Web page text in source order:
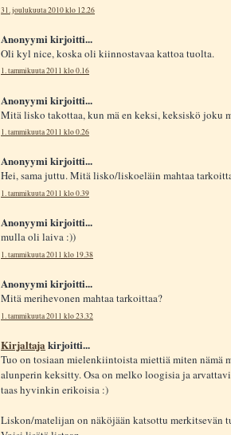
31. joulukuuta 2010 klo 12.26
Anonyymi kirjoitti...
Oli kyl nice, koska oli kiinnostavaa kattoa tuolta.
1. tammikuuta 2011 klo 0.16
Anonyymi kirjoitti...
Mitä lisko takottaa, kun mä en keksi, keksiskö joku
1. tammikuuta 2011 klo 0.26
Anonyymi kirjoitti...
Hei, sama juttu. Mitä lisko/liskoeläin mahtaa
1. tammikuuta 2011 klo 0.39
Anonyymi kirjoitti...
mulla oli laiva :))
1. tammikuuta 2011 klo 19.38
Anonyymi kirjoitti...
Mitä merihevonen mahtaa tarkoittaa?
1. tammikuuta 2011 klo 23.32
Kirjaltaja kirjoitti...
Tuo on tosiaan mielenkiintoista miettiä miten nämä
alunperin keksitty. Osa on melko loogisia ja
taas hyvinkin erikoisia :)
Liskon/matelijan on näköjään katsottu merkitsevän